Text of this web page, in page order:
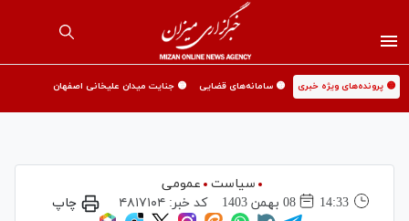
🟡 پرونده‌های ویژه خبری 🟡 سامانه‌های قضایی 🟡 جنایت میدان علیخانی اصفهان
سیاست
عمومی
14:33
08 بهمن 1403 کد خبر:۴۸۱۷۱۰۴ چاپ